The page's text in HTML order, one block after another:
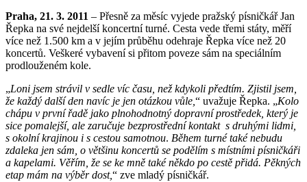
Praha, 21. 3. 2011 – Přesně za měsíc vyjede pražský písničkář Jan
Řepka na své nejdelší koncertní turné. Cesta vede třemi státy, měří
více než 1.500 km a v jejím průběhu odehraje Řepka více než 20
koncertů. Veškeré vybavení si přitom poveze sám na speciálním
prodlouženém kole.
„Loni jsem strávil v sedle víc času, než kdykoli předtím. Zjistil jsem,
že každý další den navíc je jen otázkou vůle, “ uvažuje Řepka. „Kolo
chápu v první řadě jako plnohodnotný dopravní prostředek, který je
sice pomalejší, ale zaručuje bezprostřední kontakt s druhými lidmi,
s okolní krajinou i s cestou samotnou. Během turné také nebudu
zdaleka jen sám, o většinu koncertů se podělím s místními písničkáři
a kapelami. Věřím, že se ke mně také někdo po cestě přidá. Pěkných
etap mám na výběr dost,“ zve mladý písničkář.